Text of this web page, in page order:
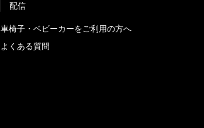
配信
車椅子・ベビーカーをご利用の方へ
よくある質問